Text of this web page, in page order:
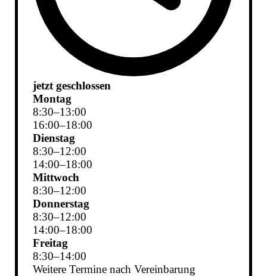
jetzt geschlossen
Montag
8:30–13:00
16:00–18:00
Dienstag
8:30–12:00
14:00–18:00
Mittwoch
8:30–12:00
Donnerstag
8:30–12:00
14:00–18:00
Freitag
8:30–14:00
Weitere Termine nach Vereinbarung